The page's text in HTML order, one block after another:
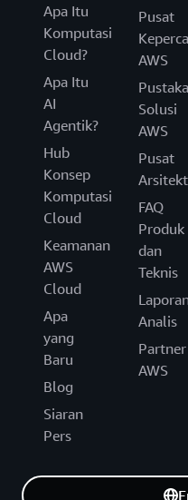
Apa Itu
Komputasi
Cloud?
Apa Itu
AI
Agentik?
Hub
Konsep
Komputasi
Cloud
Keamanan
AWS
Cloud
Apa
yang
Baru
Blog
Siaran
Pers
Pusat
AWS
Pustaka
Solusi
AWS
Pusat
FAQ
Produk
dan
Teknis
Analis
Partner
AWS